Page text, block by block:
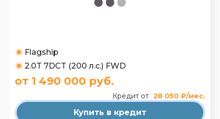
Flagship
2.0T 7DCT (200 л.с.) FWD
от 1 490 000 руб.
Кредит от 28 050 ₽/мес.
Купить в кредит